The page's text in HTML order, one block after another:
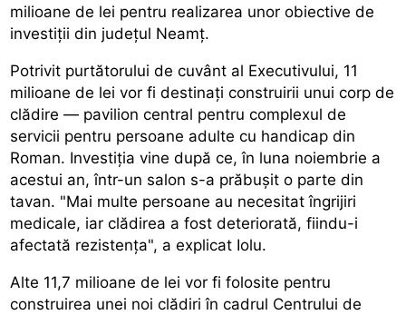
milioane de lei pentru realizarea unor obiective de
investiții din județul Neamț.
Potrivit purtătorului de cuvânt al Executivului, 11
milioane de lei vor fi destinați construirii unui corp de
clădire — pavilion central pentru complexul de
servicii pentru persoane adulte cu handicap din
Roman. Investiția vine după ce, în luna noiembrie a
acestui an, într-un salon s-a prăbușit o parte din
tavan. "Mai multe persoane au necesitat îngrijiri
medicale, iar clădirea a fost deteriorată, fiindu-i
afectată rezistența", a explicat Iolu.
Alte 11,7 milioane de lei vor fi folosite pentru
construirea unei noi clădiri în cadrul Centrului de